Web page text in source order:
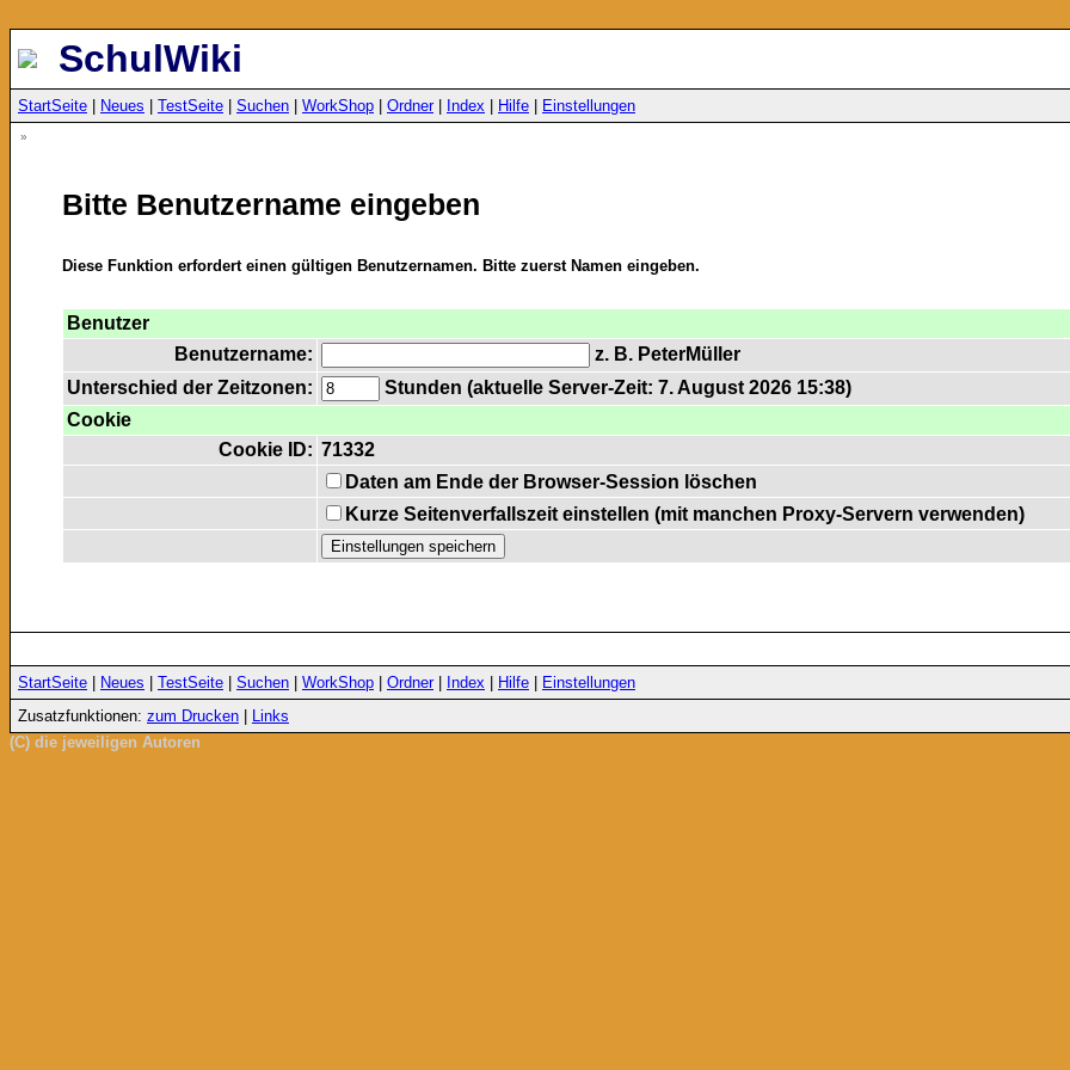
SchulWiki
StartSeite Neues TestSeite Suchen WorkShop Ordner| Index Hilfe Einstellungen
»
Bitte Benutzername eingeben
Diese Funktion erfordert einen gültigen Benutzernamen. Bitte zuerst Namen eingeben.
Benutzer
Benutzername:
z. B. PeterMüller
Unterschied der Zeitzonen:
Stunden (aktuelle Server-Zeit: 7. August 2026 15:38)
Cookie
Cookie ID: 71332
Daten am Ende der Browser-Session löschen
Kurze Seitenverfallszeit einstellen (mit manchen Proxy-Servern verwenden)
StartSeite Neues TestSeite Suchen WorkShop Ordner| Index Hilfe
Einstellungen
Zusatzfunktionen: zum Drucken
Links
(C) die jeweiligen Autoren